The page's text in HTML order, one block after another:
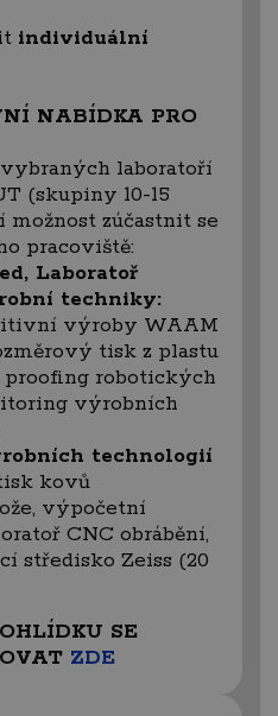
individuální
NABÍDKA PRO
laboratoří
(skupiny 10-15
možnost zúčastnit se
pracoviště:
Laboratoř
techniky:
výroby WAAM
tisk z plastu
proofing robotických
výrobních
technologií
kovů
výpočetní
CNC obrábění,
středisko Zeiss (20
SE
ZDE